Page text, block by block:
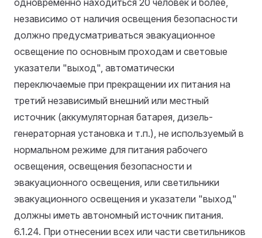
одновременно находиться 20 человек и более,
независимо от наличия освещения безопасности
должно предусматриваться эвакуационное
освещение по основным проходам и световые
указатели "выход", автоматически
переключаемые при прекращении их питания на
третий независимый внешний или местный
источник (аккумуляторная батарея, дизель-
генераторная установка и т.п.), не используемый в
нормальном режиме для питания рабочего
освещения, освещения безопасности и
эвакуационного освещения, или светильники
эвакуационного освещения и указатели "выход"
должны иметь автономный источник питания.
6.1.24. При отнесении всех или части светильников